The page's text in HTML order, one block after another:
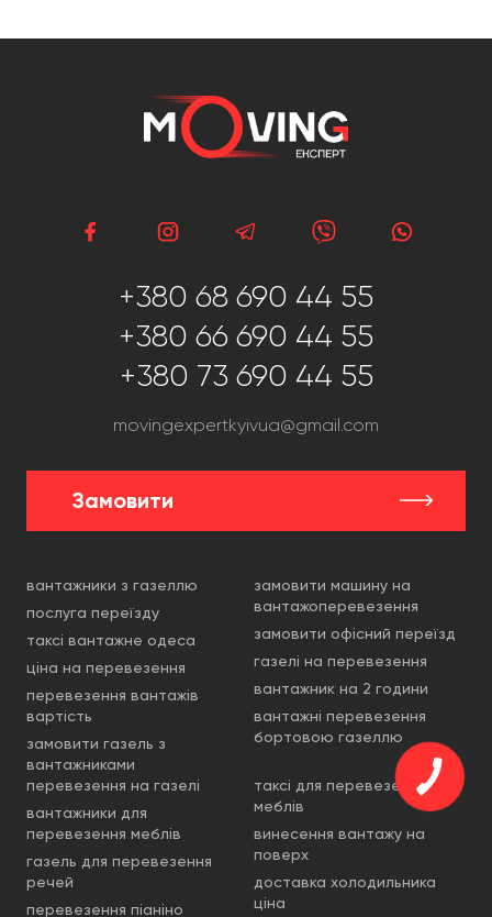
+380 68 690 44 55
+380 66 690 44 55
+380 73 690 44 55
movingexpertkyivua@gmail.com
Замовити
вантажники з газеллю
послуга переїзду
таксі вантажне одеса
ціна на перевезення
перевезення вантажів
вартість
замовити газель з
вантажниками
замовити машину на
вантажоперевезення
замовити офісний переїзд
газелі на перевезення
вантажник на 2 години
вантажні перевезення
бортовою газеллю
перевезення на газелі
вантажники для
перевезення меблів
газель для перевезення
речей
перевезення піаніно
таксі для перевезення
меблів
винесення вантажу на
поверх
доставка холодильника
ціна